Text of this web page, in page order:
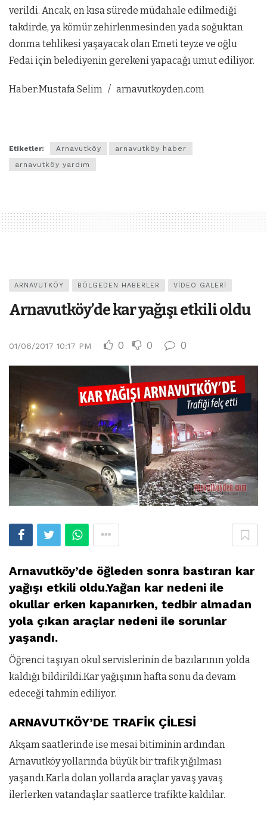
verildi. Ancak, en kısa sürede müdahale edilmediği
takdirde, ya kömür zehirlenmesinden yada soğuktan
donma tehlikesi yaşayacak olan Emeti teyze ve oğlu
Fedai için belediyenin gerekeni yapacağı umut ediliyor.
Haber:Mustafa Selim / arnavutkoyden.com
Etiketler: Arnavutköy
arnavutköy haber
arnavutköy yardım
ARNAVUTKÖY BÖLGEDEN HABERLER VIDEO GALERI
Arnavutköy’de kar yağışı etkili oldu
01/06/2017 10:17 PM 0 0 0
Arnavutköy’de öğleden sonra bastıran kar
yağışı etkili oldu.Yağan kar nedeni ile
okullar erken kapanırken, tedbir almadan
yola çıkan araçlar nedeni ile sorunlar
yaşandı.
Öğrenci taşıyan okul servislerinin de bazılarının yolda
kaldığı bildirildi.Kar yağışının hafta sonu da devam
edeceği tahmin ediliyor.
ARNAVUTKÖY’DE TRAFİK ÇİLESİ
Akşam saatlerinde ise mesai bitiminin ardından
Arnavutköy yollarında büyük bir trafik yığılması
yaşandı.Karla dolan yollarda araçlar yavaş yavaş
ilerlerken vatandaşlar saatlerce trafikte kaldılar.